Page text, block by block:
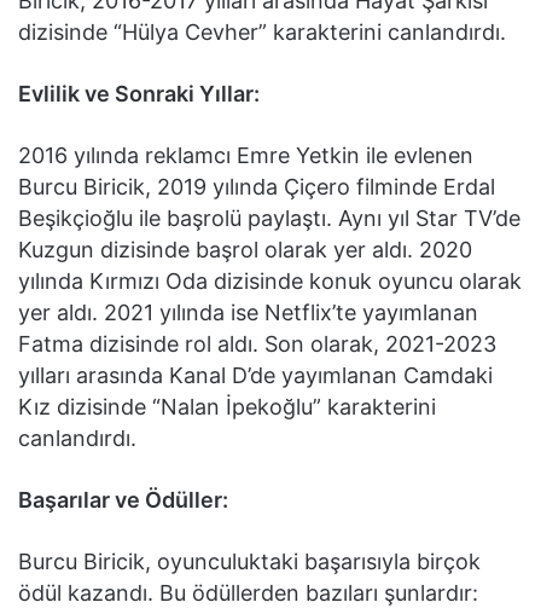
dizisinde “Hülya Cevher” karakterini canlandırdı.
Evlilik ve Sonraki Yıllar:
2016 yılında reklamcı Emre Yetkin ile evlenen
Burcu Biricik, 2019 yılında Çiçero filminde Erdal
Beşikçioğlu ile başrolü paylaştı. Aynı yıl Star TV’de
Kuzgun dizisinde başrol olarak yer aldı. 2020
yılında Kırmızı Oda dizisinde konuk oyuncu olarak
yer aldı. 2021 yılında ise Netflix’te yayımlanan
Fatma dizisinde rol aldı. Son olarak, 2021-2023
yılları arasında Kanal D’de yayımlanan Camdaki
Kız dizisinde “Nalan İpekoğlu” karakterini
canlandırdı.
Başarılar ve Ödüller:
Burcu Biricik, oyunculuktaki başarısıyla birçok
ödül kazandı. Bu ödüllerden bazıları şunlardır: